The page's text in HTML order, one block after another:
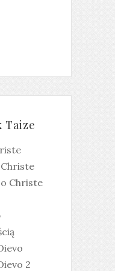
Taize
Christe
2